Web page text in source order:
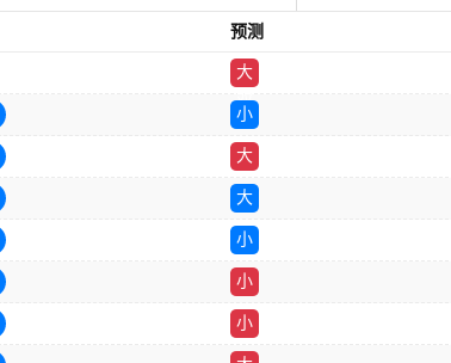
预测
大
双
小
大
大
小
小
小